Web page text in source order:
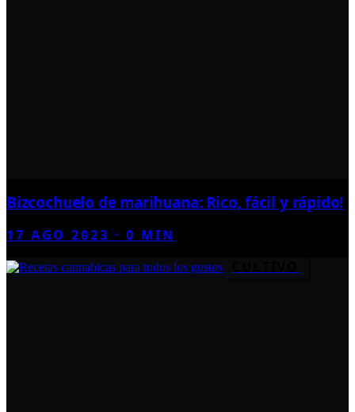
Bizcochuelo de marihuana: Rico, fácil y rápido!
17 AGO 2023 ·0 MIN